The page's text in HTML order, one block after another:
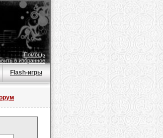
Помощь
в избранное
Flash-игры